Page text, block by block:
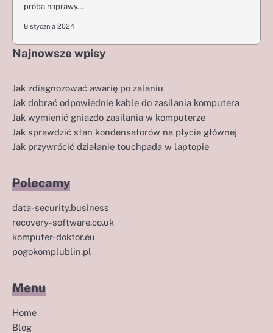
próba naprawy…
8 stycznia 2024
Najnowsze wpisy
Jak zdiagnozować awarię po zalaniu
Jak dobrać odpowiednie kable do zasilania komputera
Jak wymienić gniazdo zasilania w komputerze
Jak sprawdzić stan kondensatorów na płycie głównej
Jak przywrócić działanie touchpada w laptopie
Polecamy
data-security.business
recovery-software.co.uk
komputer-doktor.eu
pogokomplublin.pl
Menu
Home
Blog